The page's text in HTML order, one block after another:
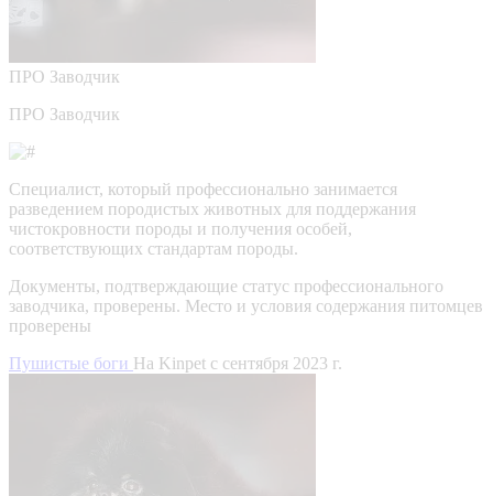
ПРО Заводчик
ПРО Заводчик
Специалист, который профессионально занимается
разведением породистых животных для поддержания
чистокровности породы и получения особей,
соответствующих стандартам породы.
Документы, подтверждающие статус профессионального
заводчика, проверены. Место и условия содержания питомцев
проверены
Пушистые боги На Kinpet c сентября 2023 г.